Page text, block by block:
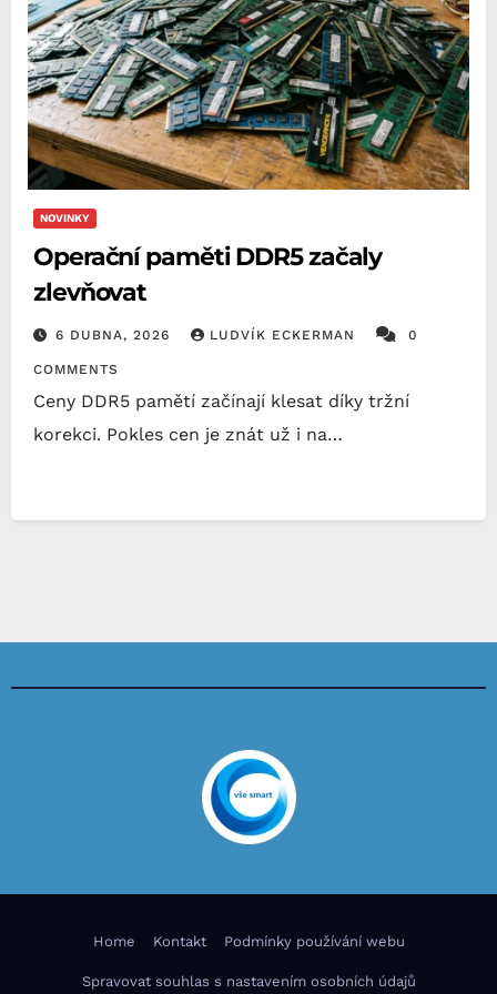
NOVINKY
Operační paměti DDR5 začaly
zlevňovat
6 DUBNA, 2026 LUDVÍK ECKERMAN 0
COMMENTS
Ceny DDR5 pamětí začínají klesat díky tržní
korekci. Pokles cen je znát už i na…
Home Kontakt Podmínky používání webu
Spravovat souhlas s nastavením osobních údajů